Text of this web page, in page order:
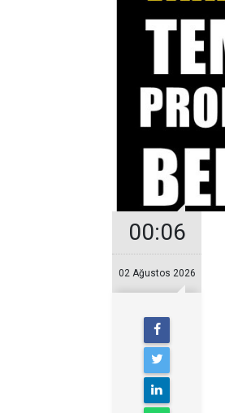
00:06
02 Ağustos 2026